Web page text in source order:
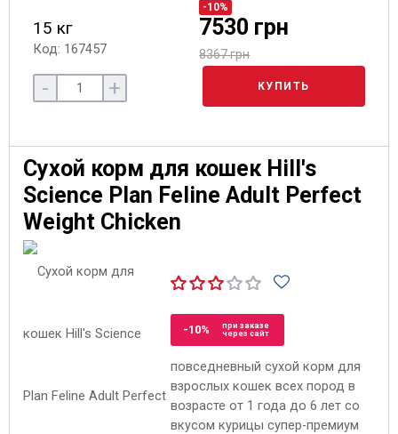
15 кг
Код: 167457
-10%
7530 грн
8367 грн
- + КУПИТЬ
Сухой корм для кошек Hill's
Science Plan Feline Adult Perfect
Weight Chicken
-10%
при заказе
через сайт
повседневный сухой корм для
взрослых кошек всех пород в
возрасте от 1 года до 6 лет со
вкусом курицы супер-премиум